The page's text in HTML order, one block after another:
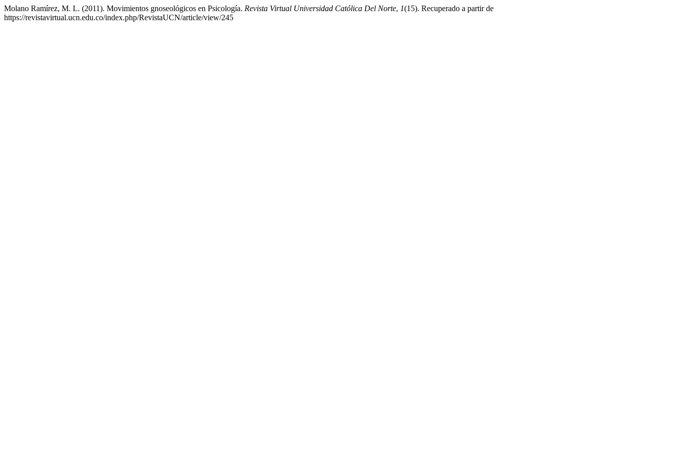
Molano Ramírez, M. L. (2011). Movimientos gnoseológicos en Psicología. Revista Virtual Universidad Católica Del Norte, 1(15). Recuperado a partir de
https://revistavirtual.ucn.edu.co/index.php/RevistaUCN/article/view/245